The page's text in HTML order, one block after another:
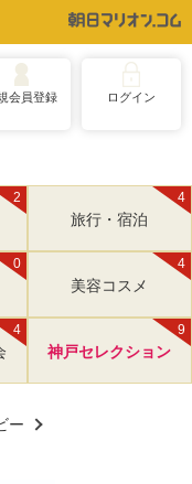
会員登録 ログイン
2 4
旅行・宿泊
0 4
美容コスメ
4 9
神戸セレクション
ー